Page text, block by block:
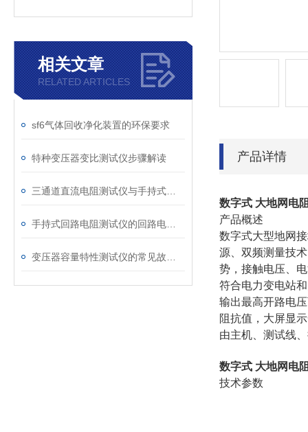
相关文章
RELATED ARTICLES
sf6气体回收净化装置的环保要求
特种变压器变比测试仪步骤解读 产品详情
数字式 大地网电
产品概述
数字式大型地网
源、双频测量技
势，接触电压、
符合电力变电站
输出最高开路电
阻抗值，大屏显
由主机、测试线
数字式 大地网电
技术参数